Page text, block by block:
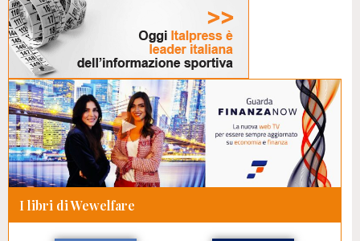
I libri di Wewelfare